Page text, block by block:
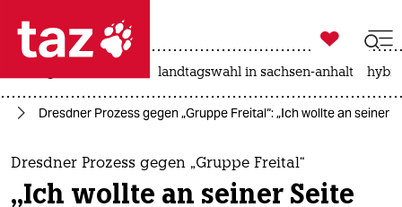
 taz zahl ich
taz zahl ich
themen

taz zahl ich
landtagswahl in sachsen-anhalt
Dresdner Prozess gegen „Gruppe Freital“: „Ich wollte an seiner
Dresdner Prozess gegen „Gruppe Freital“
„Ich wollte an seiner Seite